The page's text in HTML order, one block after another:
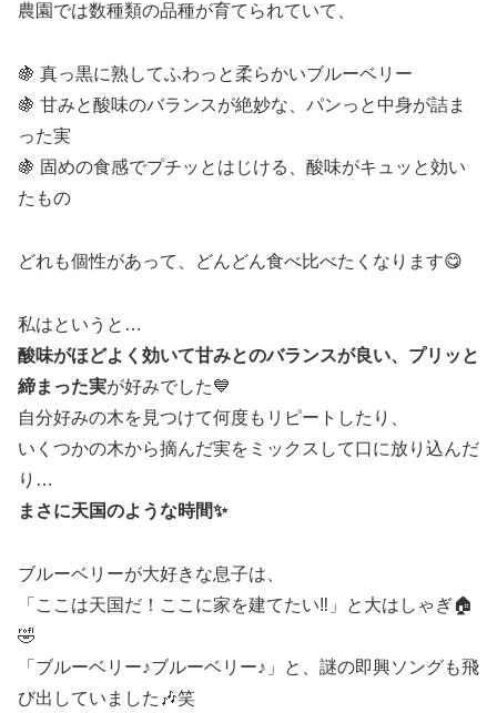
農園では数種類の品種が育てられていて、
🍇 真っ黒に熟してふわっと柔らかいブルーベリー
🍇 甘みと酸味のバランスが絶妙な、パンっと中身が詰ま
った実
🍇 固めの食感でプチッとはじける、酸味がキュッと効い
たもの
どれも個性があって、どんどん食べ比べたくなります😋
私はというと…
酸味がほどよく効いて甘みとのバランスが良い、プリッと
締まった実が好みでした💙
自分好みの木を見つけて何度もリピートしたり、
いくつかの木から摘んだ実をミックスして口に放り込んだ
り…
まさに天国のような時間✨
ブルーベリーが大好きな息子は、
「ここは天国だ！ここに家を建てたい‼️」と大はしゃぎ🏠
🤣
「ブルーベリー♪ブルーベリー♪」と、謎の即興ソングも飛
び出していました🎶笑